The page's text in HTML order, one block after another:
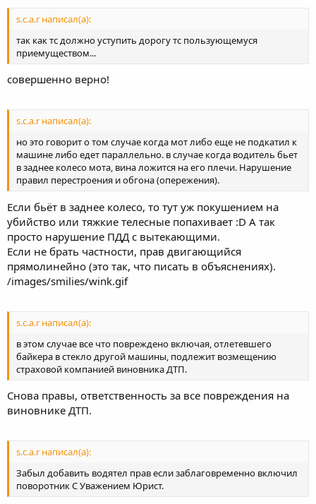
s.c.a.r написал(а):
так как тс должно уступить дорогу тс пользующемуся
приемуществом...
совершенно верно!
s.c.a.r написал(а):
но это говорит о том случае когда мот либо еще не подкатил к
машине либо едет параллельно. в случае когда водитель бьет
в заднее колесо мота, вина ложится на его плечи. Нарушение
правил перестроения и обгона (опережения).
Если бьёт в заднее колесо, то тут уж покушением на
убийство или тяжкие телесные попахивает :D А так
просто нарушение ПДД с вытекающими.
Если не брать частности, прав двигающийся
прямолинейно (это так, что писать в объяснениях).
/images/smilies/wink.gif
s.c.a.r написал(а):
в этом случае все что повреждено включая, отлетевшего
байкера в стекло другой машины, подлежит возмещению
страховой компанией виновника ДТП.
Снова правы, ответственность за все повреждения на
виновнике ДТП.
s.c.a.r написал(а):
Забыл добавить водятел прав если заблаговременно включил
поворотник С Уважением Юрист.